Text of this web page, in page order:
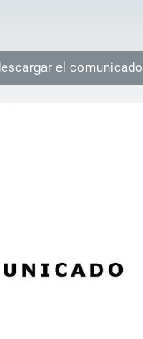
el comunicado